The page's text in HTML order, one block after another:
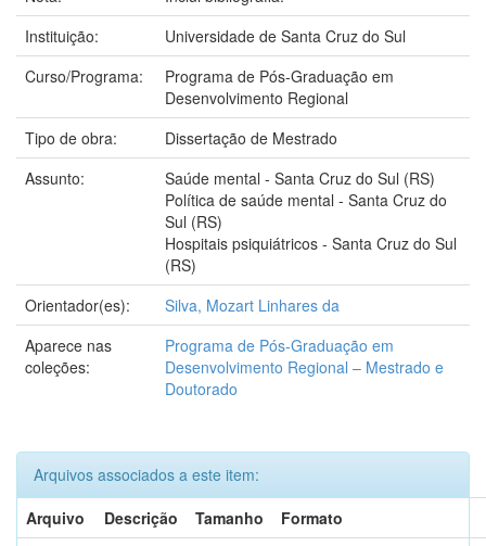
Instituição:
Universidade de Santa Cruz do Sul
Curso/Programa:
Programa de Pós-Graduação em
Desenvolvimento Regional
Tipo de obra:
Dissertação de Mestrado
Assunto:
Saúde mental - Santa Cruz do Sul (RS)
Política de saúde mental - Santa Cruz do
Sul (RS)
Hospitais psiquiátricos - Santa Cruz do Sul
(RS)
Orientador(es):
Silva, Mozart Linhares da
Aparece nas
coleções:
Programa de Pós-Graduação em
Desenvolvimento Regional – Mestrado e
Doutorado
Arquivos associados a este item:
Arquivo
Descrição Tamanho
Formato